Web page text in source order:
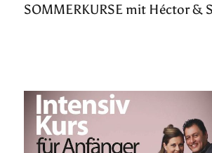
SOMMERKURSE mit Héctor &